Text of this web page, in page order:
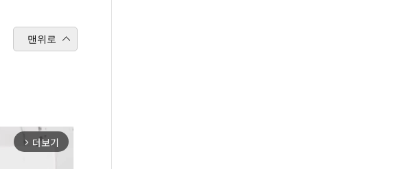
맨위로
arrow_forward_ios 더보기